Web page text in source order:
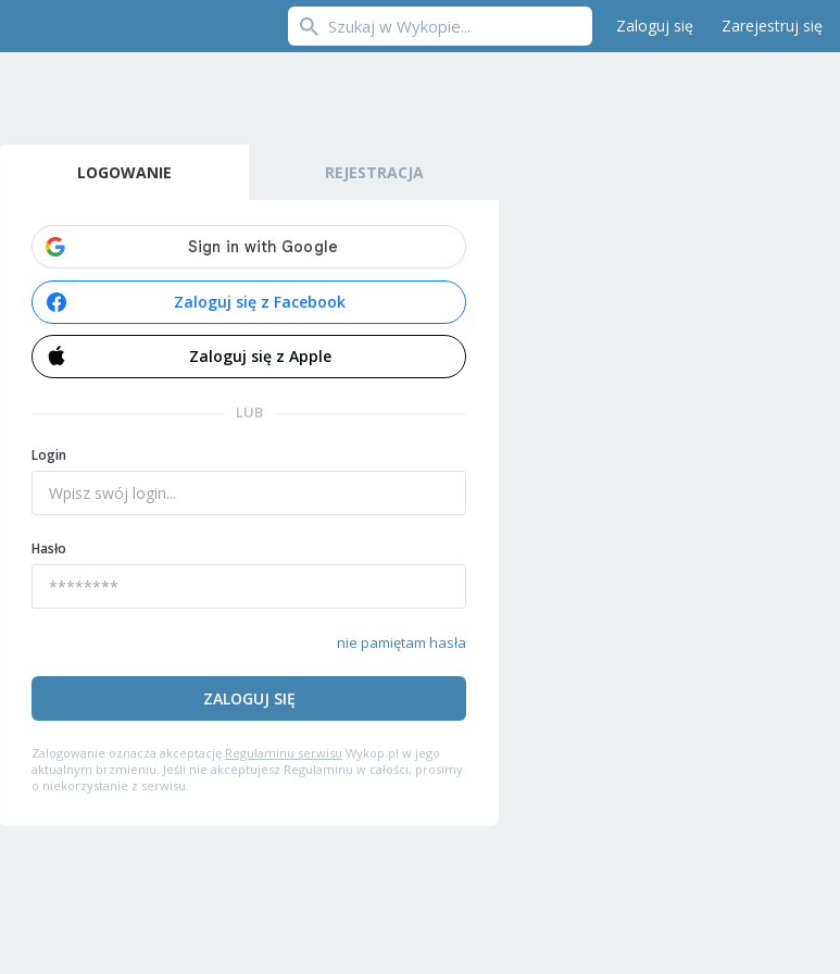
Zaloguj się Zarejestruj się
LOGOWANIE REJESTRACJA
Zaloguj się z Facebook
Zaloguj się z Apple
LUB
Login
Hasło
nie pamiętam hasła
ZALOGUJ SIĘ
Zalogowanie oznacza akceptację Regulaminu serwisu Wykop.pl w jego
aktualnym brzmieniu. Jeśli nie akceptujesz Regulaminu w całości, prosimy
o niekorzystanie z serwisu.